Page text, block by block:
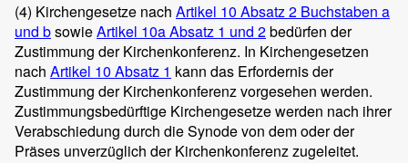
(4) Kirchengesetze nach Artikel 10 Absatz 2 Buchstaben a
und bsowieArtikel 10a Absatz 1 und 2bedürfen der
Zustimmung der Kirchenkonferenz. In Kirchengesetzen
nach Artikel 10 Absatz 1 kann das Erfordernis der
Zustimmung der Kirchenkonferenz vorgesehen werden.
Zustimmungsbedürftige Kirchengesetze werden nach ihrer
Verabschiedung durch die Synode von dem oder der
Präses unverzüglich der Kirchenkonferenz zugeleitet.